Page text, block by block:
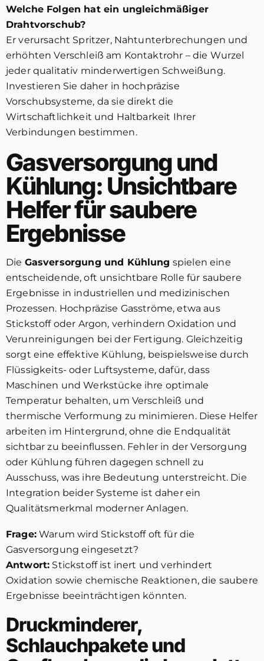
Welche Folgen hat ein ungleichmäßiger
Drahtvorschub?
Er verursacht Spritzer, Nahtunterbrechungen und
erhöhten Verschleiß am Kontaktrohr – die Wurzel
jeder qualitativ minderwertigen Schweißung.
Investieren Sie daher in hochpräzise
Vorschubsysteme, da sie direkt die
Wirtschaftlichkeit und Haltbarkeit Ihrer
Verbindungen bestimmen.
Gasversorgung und
Kühlung: Unsichtbare
Helfer für saubere
Ergebnisse
Die Gasversorgung und Kühlung spielen eine
entscheidende, oft unsichtbare Rolle für saubere
Ergebnisse in industriellen und medizinischen
Prozessen. Hochpräzise Gasströme, etwa aus
Stickstoff oder Argon, verhindern Oxidation und
Verunreinigungen bei der Fertigung. Gleichzeitig
sorgt eine effektive Kühlung, beispielsweise durch
Flüssigkeits- oder Luftsysteme, dafür, dass
Maschinen und Werkstücke ihre optimale
Temperatur behalten, um Verschleiß und
thermische Verformung zu minimieren. Diese Helfer
arbeiten im Hintergrund, ohne die Endqualität
sichtbar zu beeinflussen. Fehler in der Versorgung
oder Kühlung führen dagegen schnell zu
Ausschuss, was ihre Bedeutung unterstreicht. Die
Integration beider Systeme ist daher ein
Qualitätsmerkmal moderner Anlagen.
Frage:Warum wird Stickstoff oft für die
Gasversorgung eingesetzt?
Antwort: Stickstoff ist inert und verhindert
Oxidation sowie chemische Reaktionen, die saubere
Ergebnisse beeinträchtigen könnten.
Druckminderer,
Schlauchpakete und